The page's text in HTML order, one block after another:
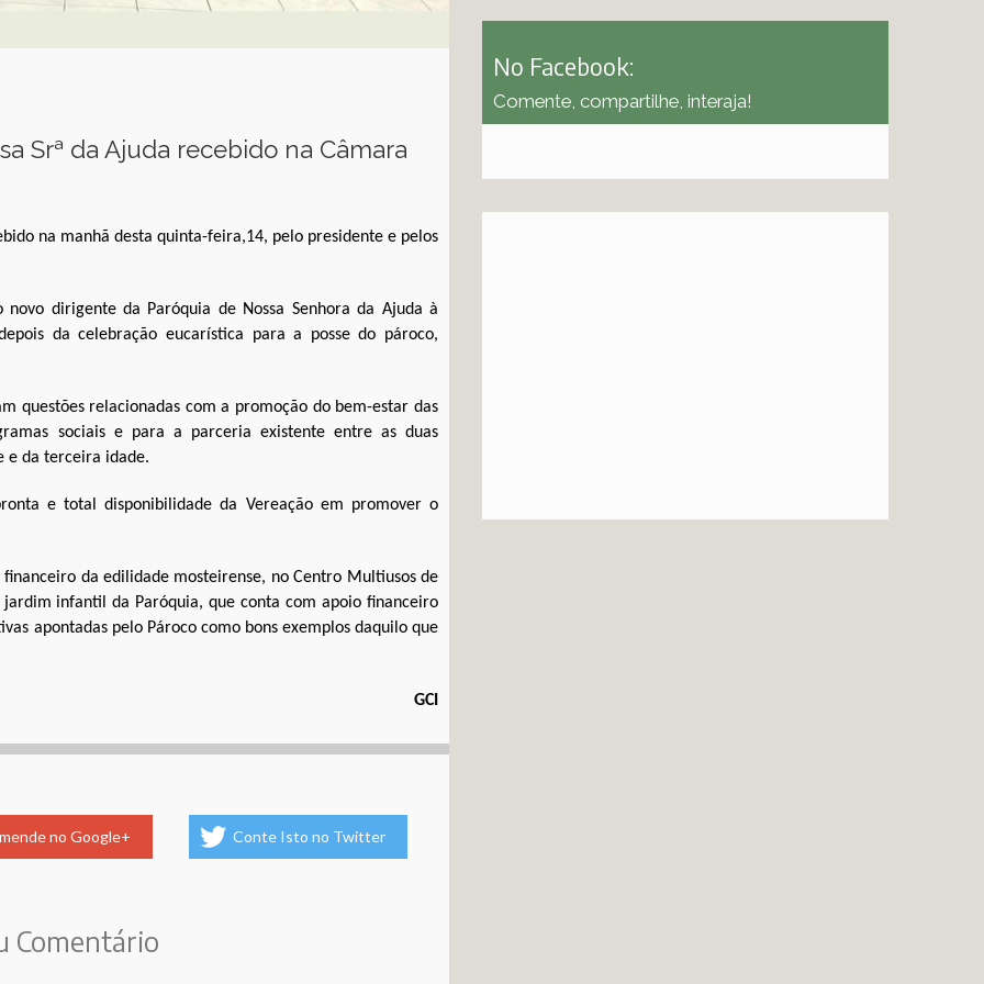
Srª da Ajuda recebido na Câmara
na manhã desta quinta-feira,14, pelo presidente e pelos
dirigente da Paróquia de Nossa Senhora da Ajuda à
da celebração eucarística para a posse do pároco,
questões relacionadas com a promoção do bem-estar das
sociais e para a parceria existente entre as duas
e da terceira idade.
e total disponibilidade da Vereação em promover o
da edilidade mosteirense, no Centro Multiusos de
infantil da Paróquia, que conta com apoio financeiro
apontadas pelo Pároco como bons exemplos daquilo que
GCI
no Google+ Conte Isto no Twitter
Comentário
No Facebook:
Comente, compartilhe, interaja!